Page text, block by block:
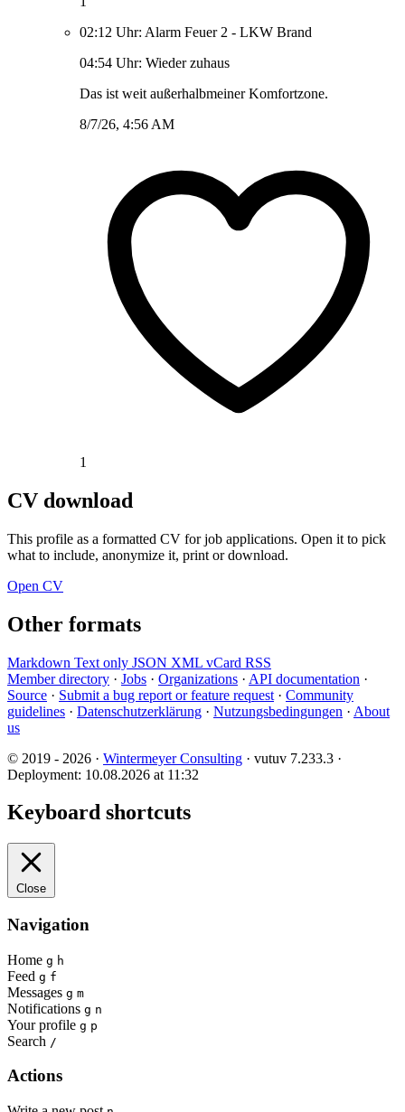
02:12 Uhr: Alarm Feuer 2 - LKW Brand
04:54 Uhr: Wieder zuhaus
Das ist weit außerhalbmeiner Komfortzone.
8/7/26, 4:56 AM
1
CV download
This profile as a formatted CV for job applications. Open it to pick
what to include, anonymize it, print or download.
Open CV
Other formats
Markdown Text only JSON XML vCard RSS
Member directory · Jobs · Organizations · API documentation ·
Source · Submit a bug report or feature request · Community
guidelines · Datenschutzerklärung · Nutzungsbedingungen · About
us
© 2019 - 2026 · Wintermeyer Consulting · vutuv 7.233.3 ·
Deployment: 10.08.2026 at 11:32
Keyboard shortcuts
Close
Navigation
Home g h
Feed g f
Messages g m
Notifications g n
Your profile g p
Search /
Actions